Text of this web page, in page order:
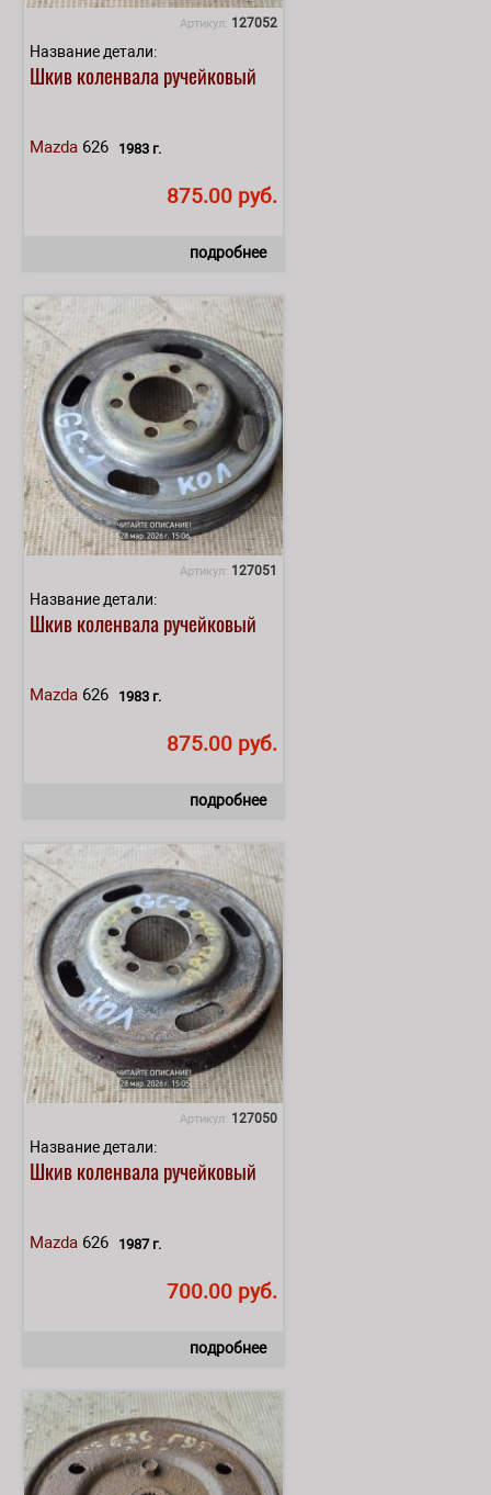
Артикул: 127052
Название детали:
Шкив коленвала ручейковый
Mazda 626 1983 г.
875.00 руб.
подробнее
Артикул: 127051
Название детали:
Шкив коленвала ручейковый
Mazda 626 1983 г.
875.00 руб.
подробнее
Артикул: 127050
Название детали:
Шкив коленвала ручейковый
Mazda 626 1987 г.
700.00 руб.
подробнее